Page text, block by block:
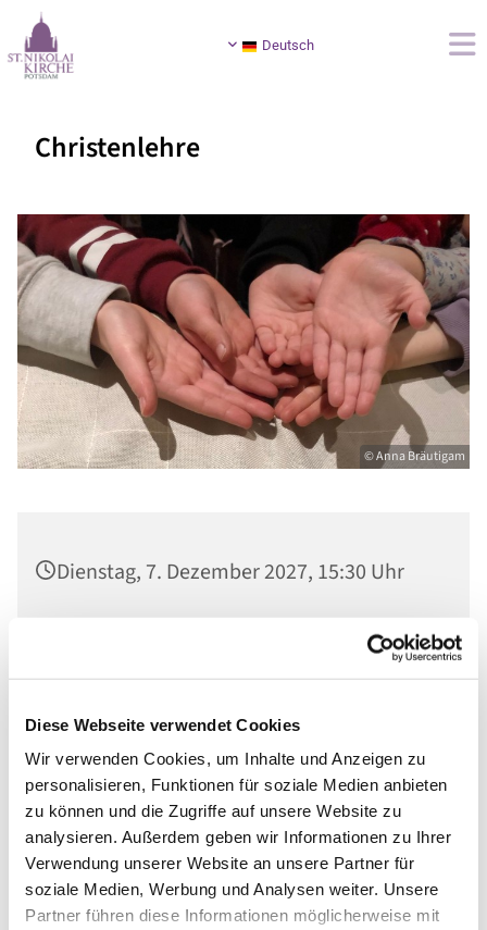
Diese Webseite verwendet Cookies
Wir verwenden Cookies, um Inhalte und Anzeigen zu
personalisieren, Funktionen für soziale Medien anbieten
zu können und die Zugriffe auf unsere Website zu
analysieren. Außerdem geben wir Informationen zu Ihrer
Verwendung unserer Website an unsere Partner für
soziale Medien, Werbung und Analysen weiter. Unsere
Partner führen diese Informationen möglicherweise mit
Deutsch
Christenlehre
© Anna Bräutigam
Dienstag, 7. Dezember 2027, 15:30 Uhr
Ev. St. Nikolaikirche, Am Alten Markt,
Anna Bräutigam